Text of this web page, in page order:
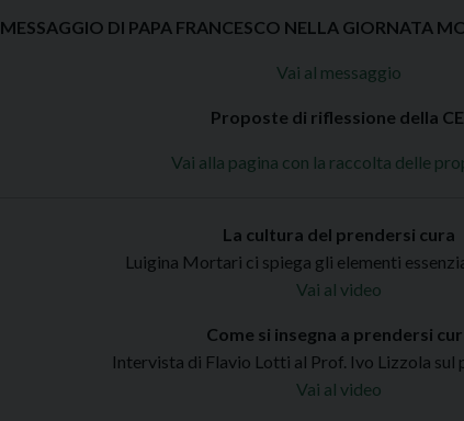
MESSAGGIO DI PAPA FRANCESCO NELLA GIORNATA
Vai al messaggio
Proposte di riflessione della
Vai alla pagina con la raccolta delle
La cultura del prendersi cura
Luigina Mortari ci spiega gli elementi
Vai al video
Come si insegna a prendersi
Intervista di Flavio Lotti al Prof. Ivo Lizzola sul
Vai al video